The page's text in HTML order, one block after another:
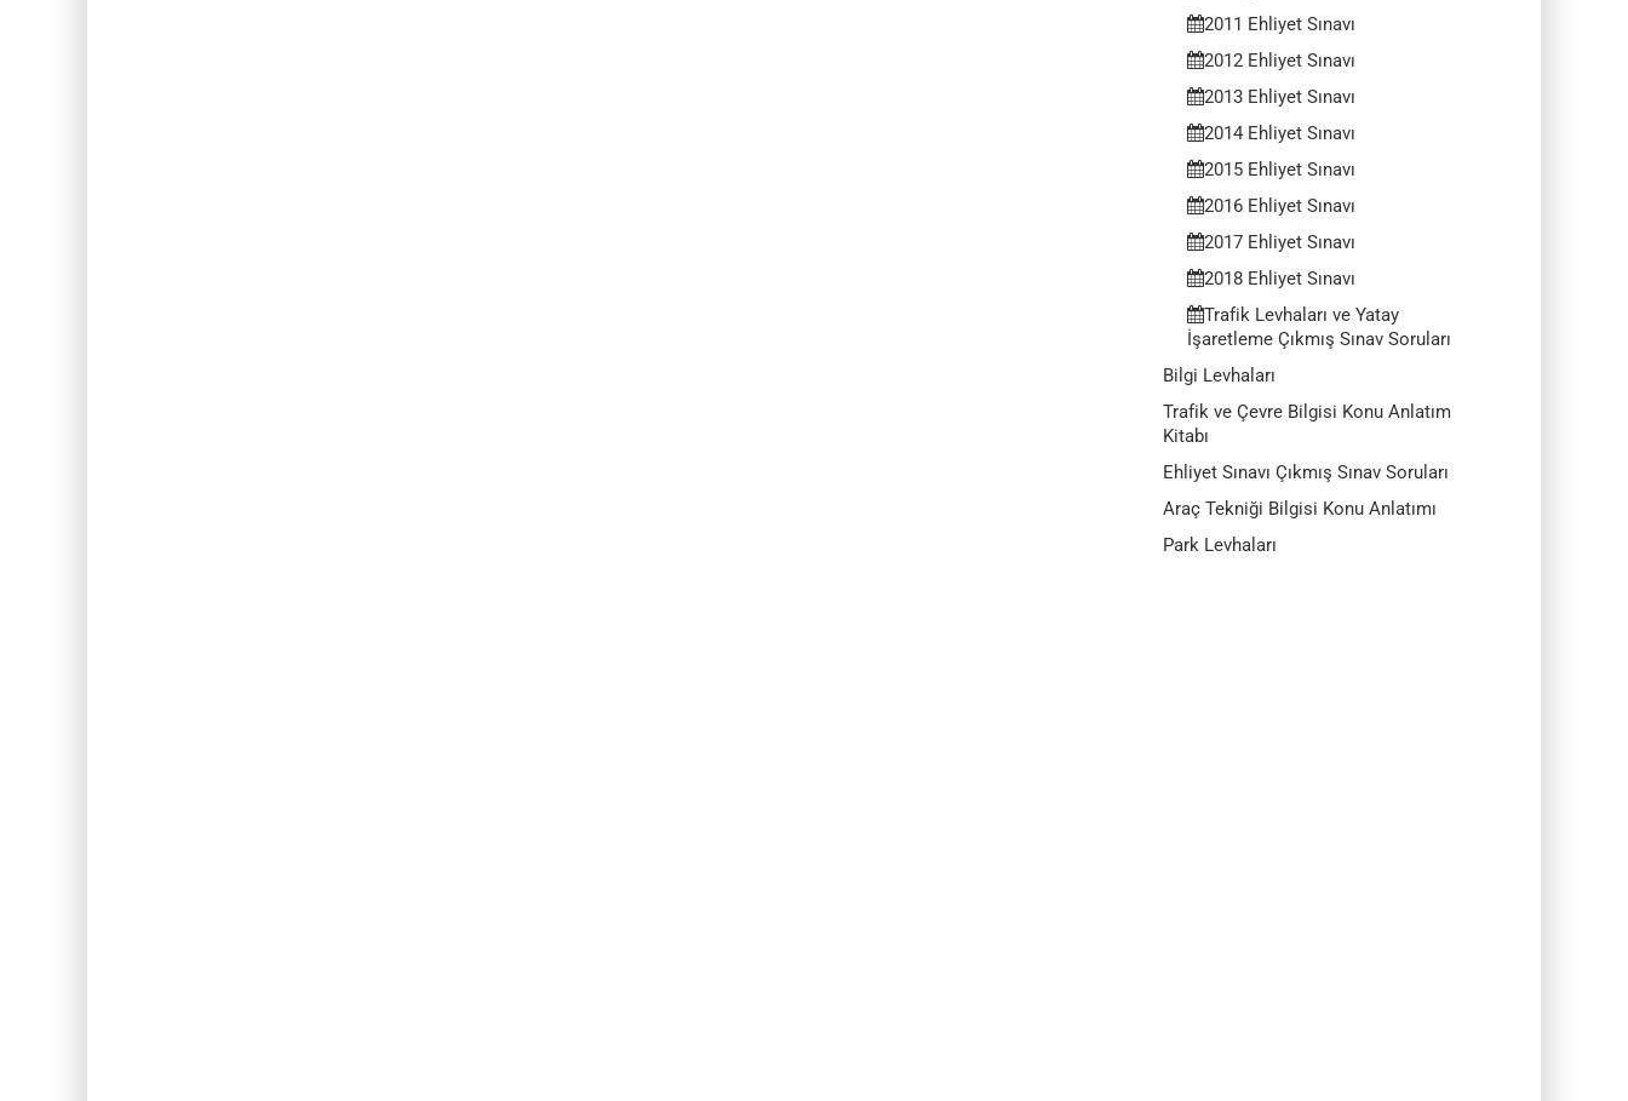
2011 Ehliyet Sınavı
2012 Ehliyet Sınavı
2013 Ehliyet Sınavı
2014 Ehliyet Sınavı
2015 Ehliyet Sınavı
2016 Ehliyet Sınavı
2017 Ehliyet Sınavı
2018 Ehliyet Sınavı
Trafik Levhaları ve Yatay
İşaretleme Çıkmış Sınav Soruları
Bilgi Levhaları
Trafik ve Çevre Bilgisi Konu Anlatım
Kitabı
Ehliyet Sınavı Çıkmış Sınav Soruları
Araç Tekniği Bilgisi Konu Anlatımı
Park Levhaları